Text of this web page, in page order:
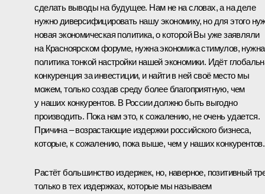
сделать выводы на будущее. Нам не на словах, а на деле
нужно диверсифицировать нашу экономику, но для этого
новая экономическая политика, о которой Вы уже заявляли
на Красноярском форуме, нужна экономика стимулов, нужна
политика тонкой настройки нашей экономики. Идёт
конкуренция за инвестиции, и найти в ней своё место мы
можем, только создав среду более благоприятную, чем
у наших конкурентов. В России должно быть выгодно
производить. Пока нам это, к сожалению, не очень удается.
Причина – возрастающие издержки российского бизнеса,
которые, к сожалению, пока выше, чем у наших конкурентов.
Растёт большинство издержек, но, наверное, позитивный
только в тех издержках, которые мы называем